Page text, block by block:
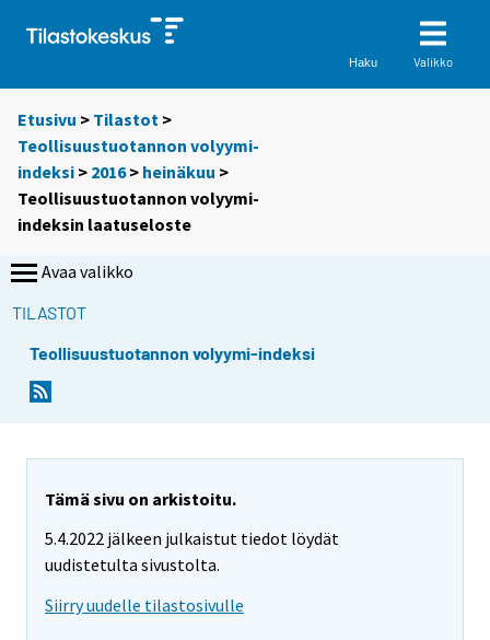
Haku Valikko
Etusivu > Tilastot >
Teollisuustuotannon volyymi-
indeksi > 2016> heinäkuu >
Teollisuustuotannon volyymi-
indeksin laatuseloste
Avaa valikko
TILASTOT
Teollisuustuotannon volyymi-indeksi
Tämä sivu on arkistoitu.
5.4.2022 jälkeen julkaistut tiedot löydät
uudistetulta sivustolta.
Siirry uudelle tilastosivulle